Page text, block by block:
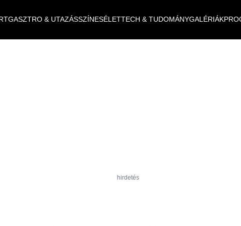
GASZTRO & UTAZÁSSZÍNESÉLETTECH & TUDOMÁNYGALÉRIÁK
hirdetés